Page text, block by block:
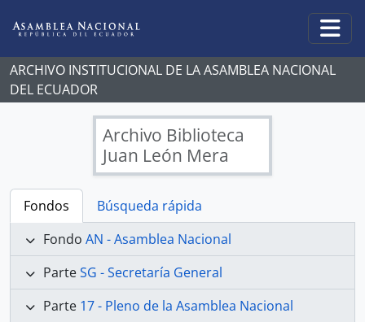
ARCHIVO INSTITUCIONAL DE LA ASAMBLEA NACIONAL
DEL ECUADOR
Archivo Biblioteca
Juan León Mera
Fondos
Búsqueda rápida
Fondo AN - Asamblea Nacional
ParteSG - Secretaría General
Parte 17 - Pleno de la Asamblea Nacional